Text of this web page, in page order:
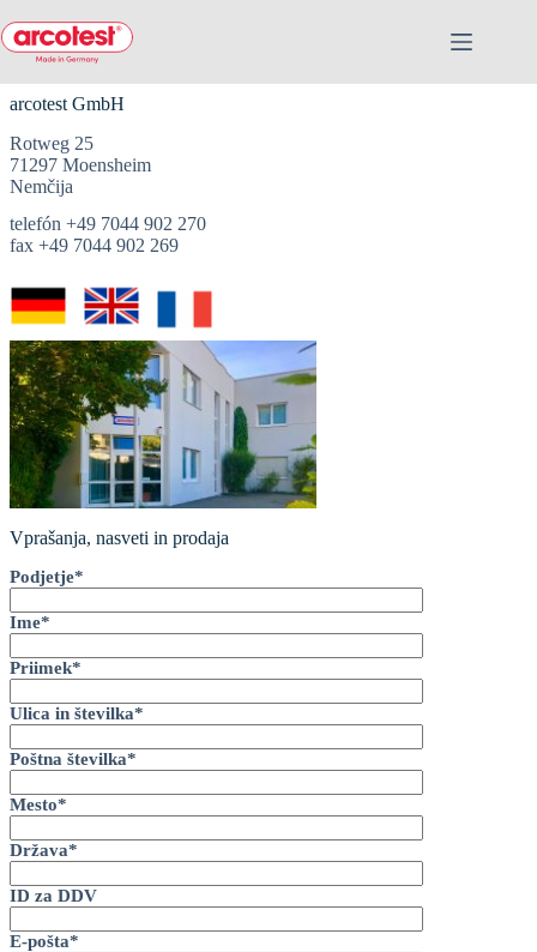
arcotest GmbH
Rotweg 25
71297 Moensheim
Nemčija
telefón +49 7044 902 270
fax +49 7044 902 269
Vprašanja, nasveti in prodaja
Podjetje*
Ime*
Priimek*
Ulica in številka*
Poštna številka*
Mesto*
Država*
ID za DDV
E-pošta*